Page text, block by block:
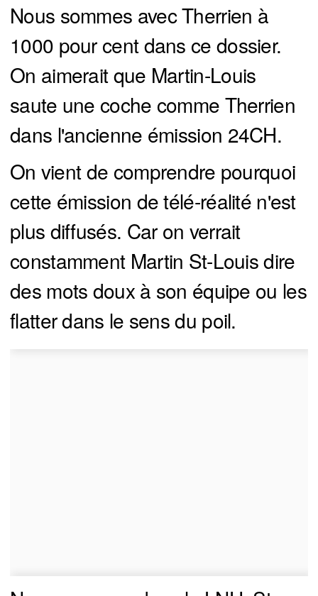
Nous sommes avec Therrien à
1000 pour cent dans ce dossier.
On aimerait que Martin-Louis
saute une coche comme Therrien
dans l'ancienne émission 24CH.
On vient de comprendre pourquoi
cette émission de télé-réalité n'est
plus diffusés. Car on verrait
constamment Martin St-Louis dire
des mots doux à son équipe ou les
flatter dans le sens du poil.